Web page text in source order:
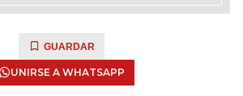
GUARDAR
UNIRSE A WHATSAPP